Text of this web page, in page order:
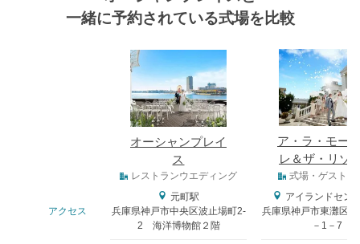
一緒に予約されている式場を比較
オーシャンプレイ
ス
ア・ラ・モー
レ＆ザ・リゾ
レストランウエディング 式場・ゲストハ
アクセス
元町駅
兵庫県神戸市中央区波止場町2-
2 海洋博物館２階
アイランドセン
兵庫県神戸市東灘区
－1－7